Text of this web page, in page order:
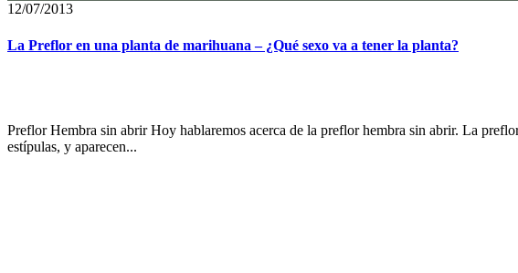
12/07/2013
La Preflor en una planta de marihuana – ¿Qué sexo va a tener la planta?
Preflor Hembra sin abrir Hoy hablaremos acerca de la preflor hembra sin abrir. La
estípulas, y aparecen...